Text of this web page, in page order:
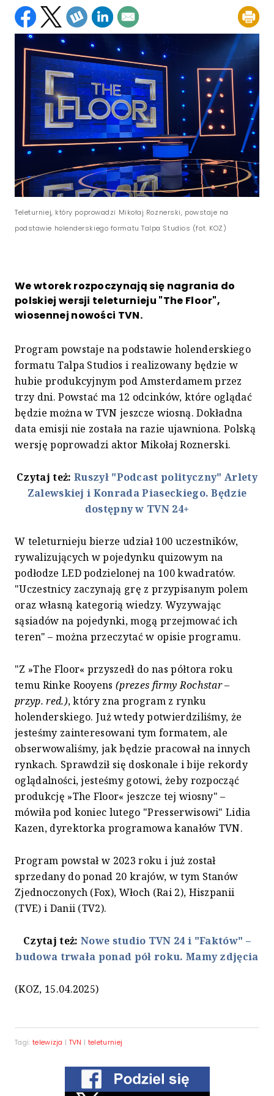
Teleturniej, który poprowadzi Mikołaj Roznerski, powstaje na
podstawie holenderskiego formatu Talpa Studios (fot. KOZ)
We wtorek rozpoczynają się nagrania do
polskiej wersji teleturnieju "The Floor",
wiosennej nowości TVN.
Program powstaje na podstawie holenderskiego
formatu Talpa Studios i realizowany będzie w
hubie produkcyjnym pod Amsterdamem przez
trzy dni. Powstać ma 12 odcinków, które oglądać
będzie można w TVN jeszcze wiosną. Dokładna
data emisji nie została na razie ujawniona. Polską
wersję poprowadzi aktor Mikołaj Roznerski.
Czytaj też: Ruszył "Podcast polityczny" Arlety
Zalewskiej i Konrada Piaseckiego. Będzie
dostępny w TVN 24+
W teleturnieju bierze udział 100 uczestników,
rywalizujących w pojedynku quizowym na
podłodze LED podzielonej na 100 kwadratów.
"Uczestnicy zaczynają grę z przypisanym polem
oraz własną kategorią wiedzy. Wyzywając
sąsiadów na pojedynki, mogą przejmować ich
teren" – można przeczytać w opisie programu.
"Z »The Floor« przyszedł do nas półtora roku
temu Rinke Rooyens(prezes firmy Rochstar –
przyp. red.), który zna program z rynku
holenderskiego. Już wtedy potwierdziliśmy, że
jesteśmy zainteresowani tym formatem, ale
obserwowaliśmy, jak będzie pracował na innych
rynkach. Sprawdził się doskonale i bije rekordy
oglądalności, jesteśmy gotowi, żeby rozpocząć
produkcję »The Floor« jeszcze tej wiosny" –
mówiła pod koniec lutego "Presserwisowi" Lidia
Kazen, dyrektorka programowa kanałów TVN.
Program powstał w 2023 roku i już został
sprzedany do ponad 20 krajów, w tym Stanów
Zjednoczonych (Fox), Włoch (Rai 2), Hiszpanii
(TVE) i Danii (TV2).
Czytaj też: Nowe studio TVN 24 i "Faktów" –
budowa trwała ponad pół roku. Mamy zdjęcia
(KOZ, 15.04.2025)
Tagi: telewizja | TVN | teleturniej